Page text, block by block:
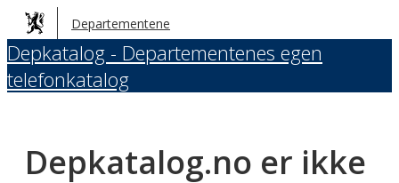
Hopp
til
hovedinnhold
Departementene
Depkatalog - Departementenes egen
telefonkatalog
Depkatalog.no er ikke